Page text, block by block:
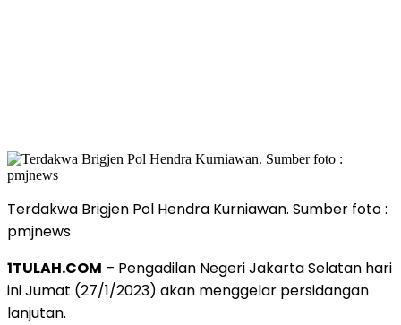
Terdakwa Brigjen Pol Hendra Kurniawan. Sumber foto :
pmjnews
1TULAH.COM – Pengadilan Negeri Jakarta Selatan hari
ini Jumat (27/1/2023) akan menggelar persidangan
lanjutan.